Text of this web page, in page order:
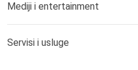
Mediji i entertainment
Servisi i usluge